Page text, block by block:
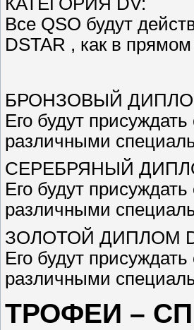
Все QSO будут
DSTAR , как в
БРОНЗОВЫЙ
Его будут
различными
СЕРЕБРЯНЫЙ
Его будут
различными
ЗОЛОТОЙ ДИПЛОМ
Его будут
различными
ТРОФЕИ –